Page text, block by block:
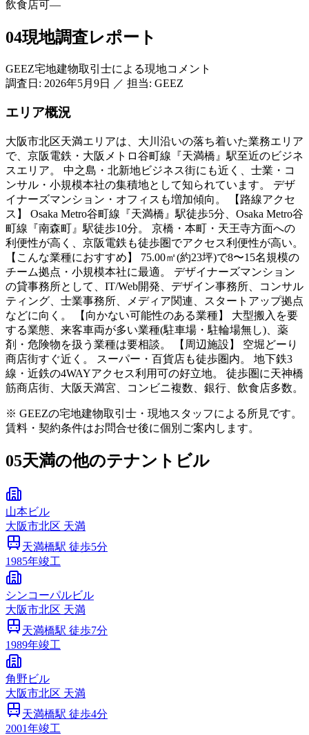
飲食店可—
04現地調査レポート
GEEZ宅地建物取引士による現地コメント
調査日: 2026年5月9日 ／ 担当: GEEZ
エリア概況
大阪市北区天満エリアは、大川沿いの落ち着いた業務エリア
で、京阪電鉄・大阪メトロ谷町線『天満橋』駅至近のビジネ
スエリア。 中之島・北新地ビジネス街にも近く、士業・コ
ンサル・小規模本社の集積地として知られています。 デザ
イナーズマンション・オフィスも増加傾向。 【路線アクセ
ス】 Osaka Metro谷町線『天満橋』駅徒歩5分、Osaka Metro谷
町線『南森町』駅徒歩10分。 京橋・本町・天王寺方面への
利便性が高く、京阪電鉄も徒歩圏でアクセス利便性が高い。
【こんな業種におすすめ】 75.00㎡(約23坪)で8〜15名規模の
チーム拠点・小規模本社に最適。 デザイナーズマンション
の貸事務所として、IT/Web開発、デザイン事務所、コンサル
ティング、士業事務所、メディア関連、スタートアップ拠点
などに向く。 【向かない可能性のある業種】 大型搬入を要
する業態、来客車両が多い業種(駐車場・駐輪場無し)、薬
剤・危険物を扱う業種は要相談。 【周辺施設】 空堀どーり
商店街すぐ近く。 スーパー・百貨店も徒歩圏内。 地下鉄3
線・近鉄の4WAYアクセス利用可の好立地。 徒歩圏に天神橋
筋商店街、大阪天満宮、コンビニ複数、銀行、飲食店多数。
※ GEEZの宅地建物取引士・現地スタッフによる所見です。
賃料・契約条件はお問合せ後に個別ご案内します。
05天満の他のテナントビル
山本ビル
大阪市北区 天満
天満橋駅 徒歩5分
1985年竣工
シンコーパルビル
大阪市北区 天満
天満橋駅 徒歩7分
1989年竣工
角野ビル
大阪市北区 天満
天満橋駅 徒歩4分
2001年竣工